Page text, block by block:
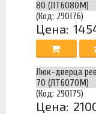
80 (ЛТ6080М)
(Код: 290176)
Цена:
Люк-дверца
70 (ЛТ6070М)
(Код: 290175)
Цена: